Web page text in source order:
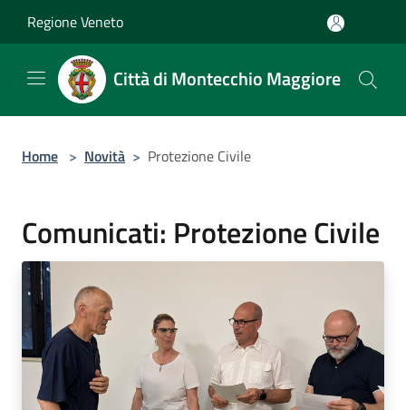
Regione Veneto
Città di Montecchio Maggiore
Home > Novità > Protezione Civile
Comunicati: Protezione Civile